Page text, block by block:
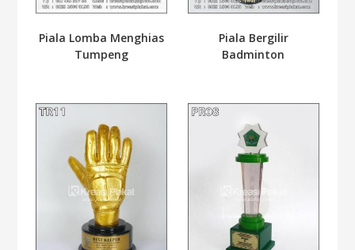
Piala Lomba Menghias
Tumpeng
Piala Bergilir
Badminton